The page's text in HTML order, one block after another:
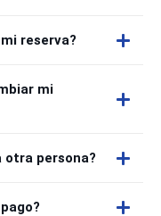
reserva?
mi
otra persona?